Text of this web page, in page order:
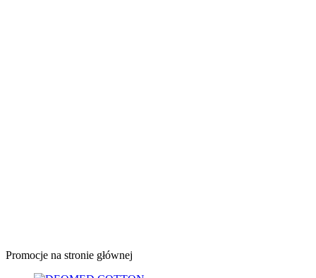
Promocje na stronie głównej